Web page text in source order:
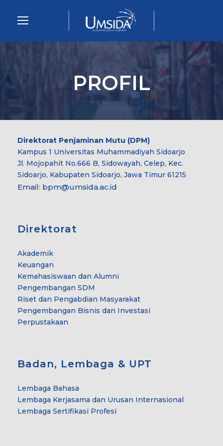
PROFIL
Direktorat Penjaminan Mutu (DPM)
Kampus 1 Universitas Muhammadiyah Sidoarjo
Jl. Mojopahit No.666 B, Sidowayah, Celep, Kec.
Sidoarjo, Kabupaten Sidoarjo, Jawa Timur 61215
Email: bpm@umsida.ac.id
Direktorat
Akademik
Keuangan
Kemahasiswaan dan Alumni
Pengembangan SDM
Riset dan Pengabdian Masyarakat
Pengembangan Bisnis dan Investasi
Perpustakaan
Badan, Lembaga & UPT
Lembaga Bahasa
Lembaga Kerjasama dan Urusan Internasional
Lembaga Sertifikasi Profesi